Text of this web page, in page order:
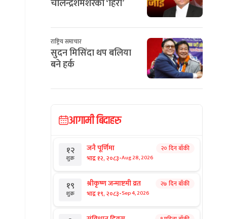
चोलेन्द्रशमशेरका ‘हिरा’
राष्ट्रिय समाचार
सुदन मिसिंदा थप बलिया
बने हर्क
आगामी बिदाहरु
१२
शुक्र
जनै पूर्णिमा
भाद्र १२, २०८३-Aug 28, 2026
२० दिन बाँकी
१९
शुक्र
श्रीकृष्ण जन्माष्टमी व्रत
भाद्र १९, २०८३-Sep 4, 2026
२७ दिन बाँकी